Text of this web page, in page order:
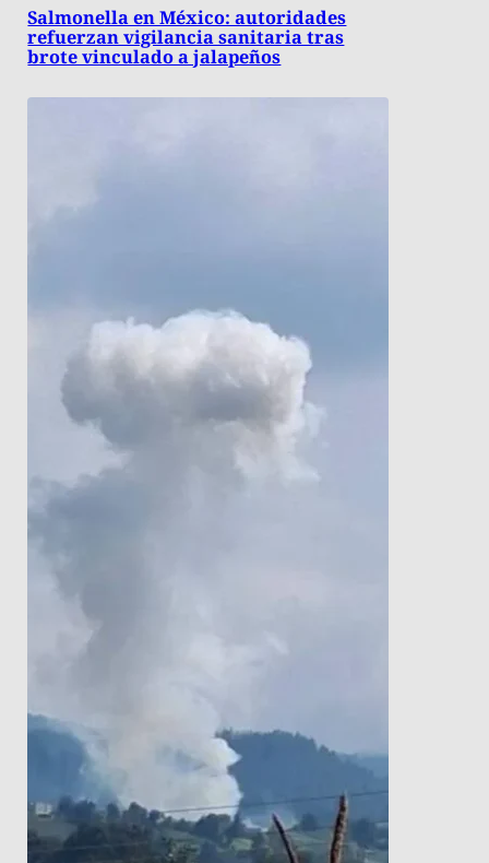
Salmonella en México: autoridades
refuerzan vigilancia sanitaria tras
brote vinculado a jalapeños